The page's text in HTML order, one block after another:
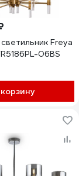
Freya
06BS